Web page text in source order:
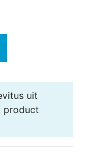
uit
product